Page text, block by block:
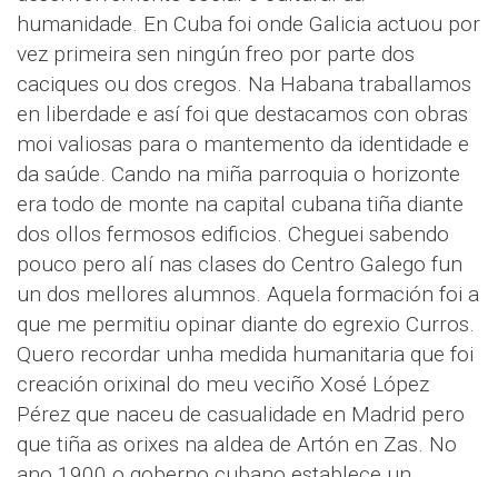
humanidade. En Cuba foi onde Galicia actuou por
vez primeira sen ningún freo por parte dos
caciques ou dos cregos. Na Habana traballamos
en liberdade e así foi que destacamos con obras
moi valiosas para o mantemento da identidade e
da saúde. Cando na miña parroquia o horizonte
era todo de monte na capital cubana tiña diante
dos ollos fermosos edificios. Cheguei sabendo
pouco pero alí nas clases do Centro Galego fun
un dos mellores alumnos. Aquela formación foi a
que me permitiu opinar diante do egrexio Curros.
Quero recordar unha medida humanitaria que foi
creación orixinal do meu veciño Xosé López
Pérez que naceu de casualidade en Madrid pero
que tiña as orixes na aldea de Artón en Zas. No